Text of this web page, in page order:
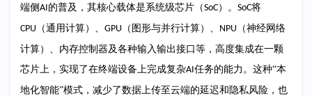
端侧AI的普及，其核心载体是系统级芯片（SoC）。SoC将
CPU （通用计算）、GPU （图形与并行计算）、 NPU （神经网络
计算）、内存控制器及各种输入输出接口等，高度集成在一颗
芯片上，实现了在终端设备上完成复杂AI任务的能力。这种“本
地化智能”模式，减少了数据上传至云端的延迟和隐私风险，也